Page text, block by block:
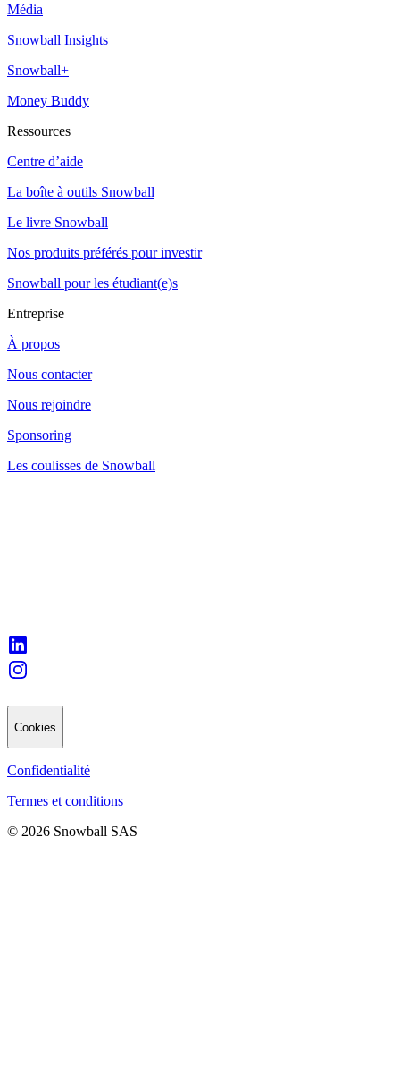
Média
Snowball Insights
Snowball+
Money Buddy
Ressources
Centre d’aide
La boîte à outils Snowball
Le livre Snowball
Nos produits préférés pour investir
Snowball pour les étudiant(e)s
Entreprise
À propos
Nous contacter
Nous rejoindre
Sponsoring
Les coulisses de Snowball
Cookies
Confidentialité
Termes et conditions
© 2026 Snowball SAS